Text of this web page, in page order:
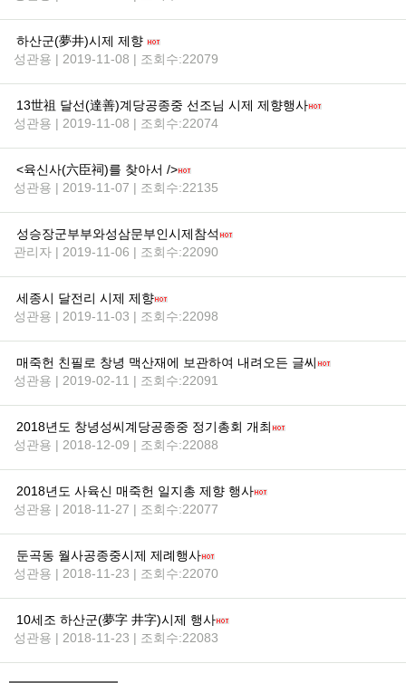
하산군(夢井)시제 제향
성관용 | 2019-11-08 | 조회수:22079
13世祖 달선(達善)계당공종중 선조님 시제 제향행사
성관용 | 2019-11-08 | 조회수:22074
<육신사(六臣祠)를 찾아서 />
성관용 | 2019-11-07 | 조회수:22135
성승장군부부와성삼문부인시제참석
관리자 | 2019-11-06 | 조회수:22090
세종시 달전리 시제 제향
성관용 | 2019-11-03 | 조회수:22098
매죽헌 친필로 창녕 맥산재에 보관하여 내려오든 글씨
성관용 | 2019-02-11 | 조회수:22091
2018년도 창녕성씨계당공종중 정기총회 개최
성관용 | 2018-12-09 | 조회수:22088
2018년도 사육신 매죽헌 일지총 제향 행사
성관용 | 2018-11-27 | 조회수:22077
둔곡동 월사공종중시제 제례행사
성관용 | 2018-11-23 | 조회수:22070
10세조 하산군(夢字 井字)시제 행사
성관용 | 2018-11-23 | 조회수:22083